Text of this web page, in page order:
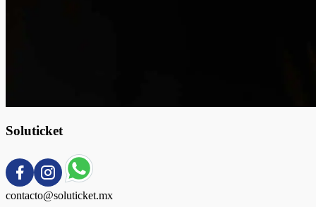
Soluticket
contacto@soluticket.mx